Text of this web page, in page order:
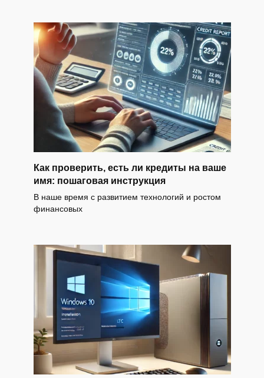
Как проверить, есть ли кредиты на ваше
имя: пошаговая инструкция
В наше время с развитием технологий и ростом
финансовых